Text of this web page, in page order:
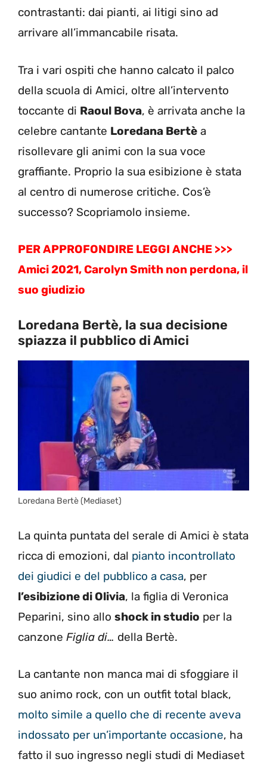
contrastanti: dai pianti, ai litigi sino ad
arrivare all’immancabile risata.
Tra i vari ospiti che hanno calcato il palco
della scuola di Amici, oltre all’intervento
toccante di Raoul Bova, è arrivata anche la
celebre cantante Loredana Bertè a
risollevare gli animi con la sua voce
graffiante. Proprio la sua esibizione è stata
al centro di numerose critiche. Cos’è
successo? Scopriamolo insieme.
PER APPROFONDIRE LEGGI ANCHE >>>
Amici 2021, Carolyn Smith non perdona, il
suo giudizio
Loredana Bertè, la sua decisione
spiazza il pubblico di Amici
Loredana Bertè (Mediaset)
La quinta puntata del serale di Amici è stata
ricca di emozioni, dal pianto incontrollato
dei giudici e del pubblico a casa, per
l’esibizione di Olivia, la figlia di Veronica
Peparini, sino allo shock in studio per la
canzone Figlia di… della Bertè.
La cantante non manca mai di sfoggiare il
suo animo rock, con un outfit total black,
molto simile a quello che di recente aveva
indossato per un’importante occasione, ha
fatto il suo ingresso negli studi di Mediaset